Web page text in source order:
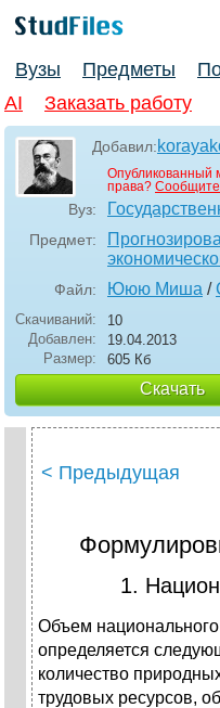
Вузы Предметы
AI
Заказать работу
Добавил:
Опубликованный
права?
Вуз:
Предмет:
Файл: Ююю Миша /
Скачиваний:
10
Добавлен:
19.04.2013
Размер:
605 Кб
Скачать
< Предыдущая
1.
Объем
определяется
количество
трудовых ресурсов,